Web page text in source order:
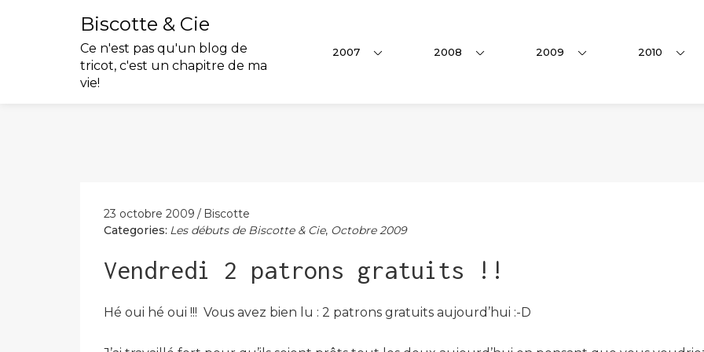
Biscotte & Cie
Ce n'est pas qu'un blog de
tricot, c'est un chapitre de ma
vie!
2007 2008 2009 2010
23 octobre 2009
Biscotte
Categories: Les débuts de Biscotte & Cie, Octobre 2009
Vendredi 2 patrons gratuits !!
Hé oui hé oui !!! Vous avez bien lu : 2 patrons gratuits aujourd’hui :-D